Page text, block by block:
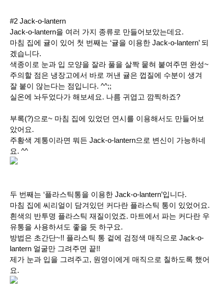
#2 Jack-o-lantern
Jack-o-lantern을 여러 가지 종류로 만들어보았는데요.
마침 집에 귤이 있어 첫 번째는 ‘귤을 이용한 Jack-o-lantern’ 되
겠습니다.
색종이로 눈과 입 모양을 잘라 풀을 살짝 뭍혀 붙여주면 완성~
주의할 점은 냉장고에서 바로 꺼낸 귤은 껍질에 수분이 생겨
잘 붙이 않는다는 점입니다. ^^;;
실온에 놔두었다가 해보세요. 나름 귀엽고 깜찍하죠?
부록(?)으로~ 마침 집에 있었던 연시를 이용해서도 만들어보
았어요.
주황색 계통이라면 뭐든 Jack-o-lantern으로 변신이 가능하네
요. ^^
두 번째는 ‘플라스틱통을 이용한 Jack-o-lantern’입니다.
마침 집에 씨리얼이 담겨있던 커다란 플라스틱 통이 있었어요.
흰색의 반투명 플라스틱 재질이었죠. 마트에서 파는 커다란 우
유통을 사용하셔도 좋을 듯 하구요.
방법은 초간단~!! 플라스틱 통 겉에 검정색 매직으로 Jack-o-
lantern 얼굴만 그려주면 끝!!
제가 눈과 입을 그려주고, 원영이에게 매직으로 칠하도록 했어
요.